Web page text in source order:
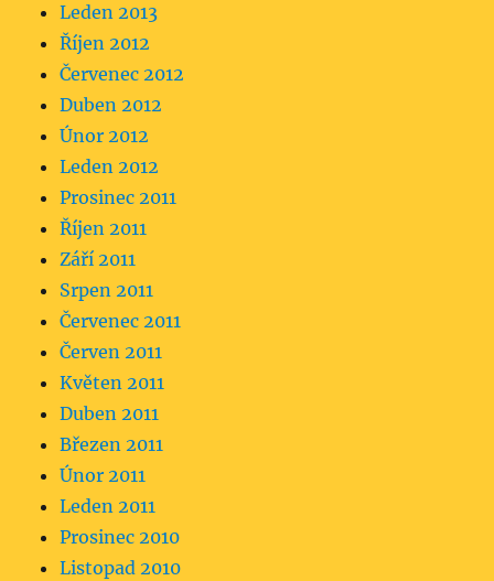
Leden 2013
Říjen 2012
Červenec 2012
Duben 2012
Únor 2012
Leden 2012
Prosinec 2011
Říjen 2011
Září 2011
Srpen 2011
Červenec 2011
Červen 2011
Květen 2011
Duben 2011
Březen 2011
Únor 2011
Leden 2011
Prosinec 2010
Listopad 2010